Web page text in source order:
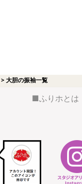
大胆の振袖一覧
ふりホとは